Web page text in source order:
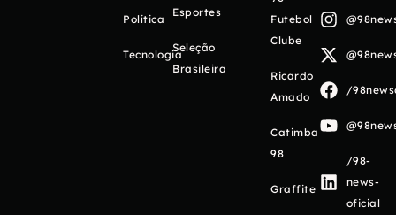
Política
Tecnologia
Esportes
Seleção
Brasileira
Futebol
Clube
Ricardo
Amado
Catimba
98
Graffite
/
/98-
news-
oficial